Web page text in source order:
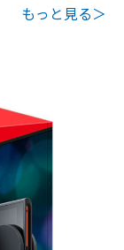
もっと見る＞